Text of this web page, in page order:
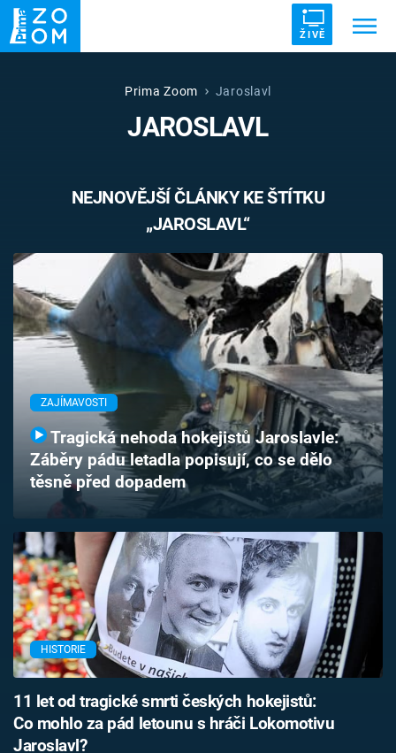
ŽIVĚ
UFO DRUHÁ SVĚTOVÁ VÁLKA
VETŘELCI DÁVNOVĚKU
Pořady
TV Program
Časopis
Sledujte prima+
Přihlášení
Sledujte nás
Prima Zoom Jaroslavl
JAROSLAVL
NEJNOVĚJŠÍ ČLÁNKY KE ŠTÍTKU
„JAROSLAVL“
ZAJÍMAVOSTI
Tragická nehoda hokejistů Jaroslavle:
Záběry pádu letadla popisují, co se dělo
těsně před dopadem
HISTORIE
11 let od tragické smrti českých hokejistů:
Co mohlo za pád letounu s hráči Lokomotivu
Jaroslavl?